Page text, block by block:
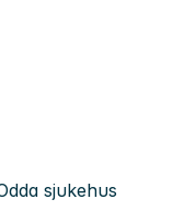
sjukehus